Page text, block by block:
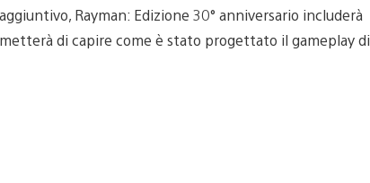
Rayman: Edizione 30° anniversario includerà
di capire come è stato progettato il gameplay di